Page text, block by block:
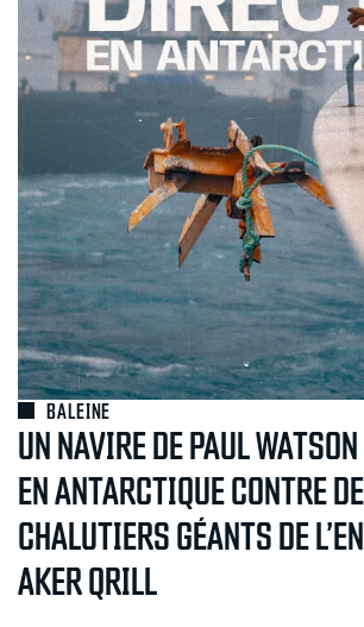
BALEINE
UN NAVIRE DE PAUL
EN ANTARCTIQUE CONTRE
CHALUTIERS GÉANTS DE
AKER QRILL